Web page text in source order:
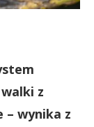
z
– wynika z